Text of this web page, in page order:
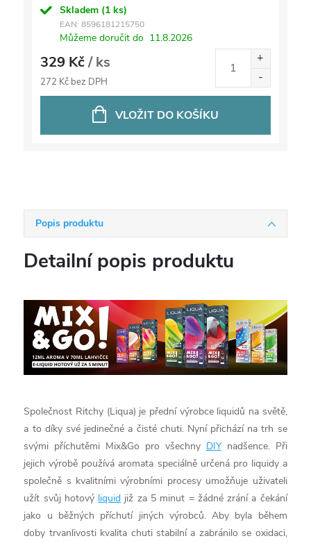
Skladem (1 ks)
EAN: 8596181215750
Můžeme doručit do 11.8.2026
329 Kč/ ks
272 Kč bez DPH
VLOŽIT DO KOŠÍKU
Popis produktu
Detailní popis produktu
Společnost Ritchy (Liqua) je přední výrobce liquidů na světě,
a to díky své jedinečné a čisté chuti. Nyní přichází na trh se
svými příchutěmi Mix&Go pro všechny DIYnadšence. Při
jejich výrobě používá aromata speciálně určená pro liquidy a
společně s kvalitními výrobními procesy umožňuje uživateli
užít svůj hotový liquid již za 5 minut = žádné zrání a čekání
jako u běžných příchutí jiných výrobců. Aby byla během
doby trvanlivosti kvalita chuti stabilní a zabránilo se oxidaci,